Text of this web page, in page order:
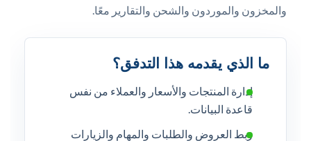
والمخزون والموردون والشحن والتقارير معًا.
ما الذي يقدمه هذا التدفق؟
إدارة المنتجات والأسعار والعملاء من نفس
قاعدة البيانات.
ربط العروض والطلبات والمهام والزيارات